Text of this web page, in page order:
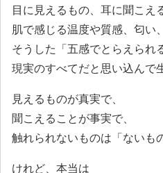
目に見えるもの、耳に聞こえ
肌で感じる温度や質感、匂
そうした「五感でとらえられ
現実のすべてだと思い込んで
見えるものが真実で、
聞こえることが事実で、
触れられないものは「ないも
けれど、本当は